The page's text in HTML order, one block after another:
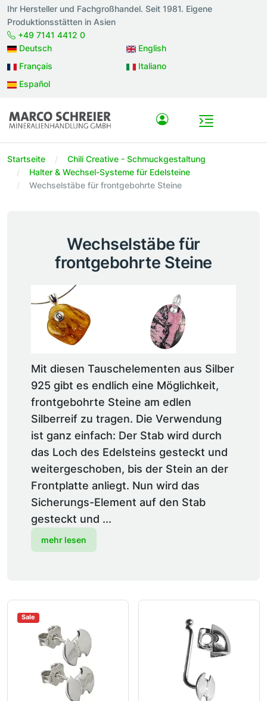
Ihr Hersteller und Fachgroßhandel. Seit 1981. Eigene
Produktionsstätten in Asien
+49 7141 4412 0
Deutsch
English
Français
Italiano
Español
Startseite
Chili Creative - Schmuckgestaltung
Halter & Wechsel-Systeme für Edelsteine
Wechselstäbe für frontgebohrte Steine
Wechselstäbe für
frontgebohrte Steine
Mit diesen Tauschelementen aus Silber
925 gibt es endlich eine Möglichkeit,
frontgebohrte Steine am edlen
Silberreif zu tragen. Die Verwendung
ist ganz einfach: Der Stab wird durch
das Loch des Edelsteins gesteckt und
weitergeschoben, bis der Stein an der
Frontplatte anliegt. Nun wird das
Sicherungs-Element auf den Stab
gesteckt und ...
mehr lesen
Sale